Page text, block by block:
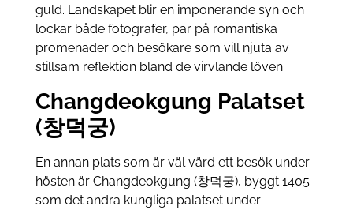
guld. Landskapet blir en imponerande syn och
lockar både fotografer, par på romantiska
promenader och besökare som vill njuta av
stillsam reflektion bland de virvlande löven.
Changdeokgung Palatset
(창덕궁)
En annan plats som är väl värd ett besök under
hösten är Changdeokgung (창덕궁), byggt 1405
som det andra kungliga palatset under